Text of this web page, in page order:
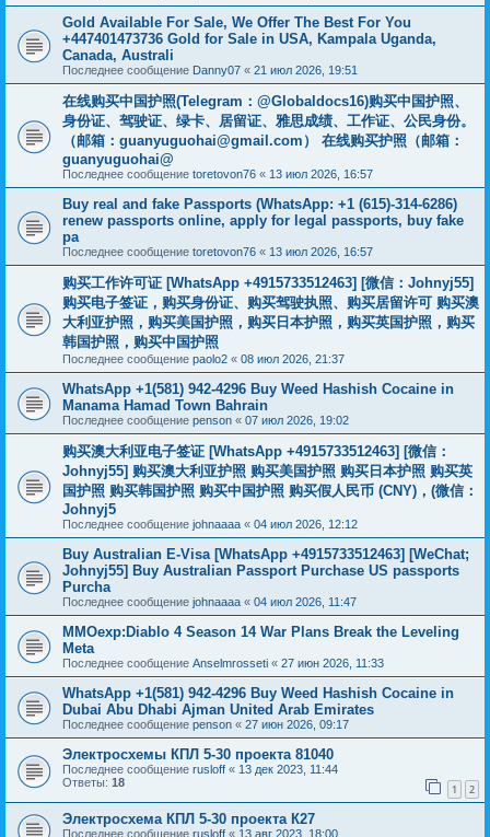
Gold Available For Sale, We Offer The Best For You
+447401473736 Gold for Sale in USA, Kampala Uganda,
Canada, Australi
Последнее сообщение Danny07 « 21 июл 2026, 19:51
在线购买中国护照(Telegram：@Globaldocs16)购买中国护照、
身份证、驾驶证、绿卡、居留证、雅思成绩、工作证、公民身份。
（邮箱： guanyuguohai@gmail.com ） 在线购买护照（邮箱：
guanyuguohai@
Последнее сообщение toretovon76 « 13 июл 2026, 16:57
Buy real and fake Passports (WhatsApp: +1 (615)-314-6286)
renew passports online, apply for legal passports, buy fake
pa
Последнее сообщение toretovon76 « 13 июл 2026, 16:57
购买工作许可证 [WhatsApp +4915733512463] [微信：Johnyj55]
购买电子签证，购买身份证、购买驾驶执照、购买居留许可 购买澳
大利亚护照，购买美国护照，购买日本护照，购买英国护照，购买
韩国护照，购买中国护照
Последнее сообщение paolo2 « 08 июл 2026, 21:37
WhatsApp +1(581) 942-4296 Buy Weed Hashish Cocaine in
Manama Hamad Town Bahrain
Последнее сообщение penson « 07 июл 2026, 19:02
购买澳大利亚电子签证 [WhatsApp +4915733512463] [微信：
Johnyj55] 购买澳大利亚护照 购买美国护照 购买日本护照 购买英
国护照 购买韩国护照 购买中国护照 购买假人民币 (CNY)，(微信：
Johnyj5
Последнее сообщение johnaaaa « 04 июл 2026, 12:12
Buy Australian E-Visa [WhatsApp +4915733512463] [WeChat;
Johnyj55] Buy Australian Passport Purchase US passports
Purcha
Последнее сообщение johnaaaa « 04 июл 2026, 11:47
MMOexp:Diablo 4 Season 14 War Plans Break the Leveling
Meta
Последнее сообщение Anselmrosseti « 27 июн 2026, 11:33
WhatsApp +1(581) 942-4296 Buy Weed Hashish Cocaine in
Dubai Abu Dhabi Ajman United Arab Emirates
Последнее сообщение penson « 27 июн 2026, 09:17
Электросхемы КПЛ 5-30 проекта 81040
Последнее сообщение rusloff « 13 дек 2023, 11:44
Ответы: 18 1 2
Электросхема КПЛ 5-30 проекта К27
Последнее сообщение rusloff « 13 авг 2023, 18:00